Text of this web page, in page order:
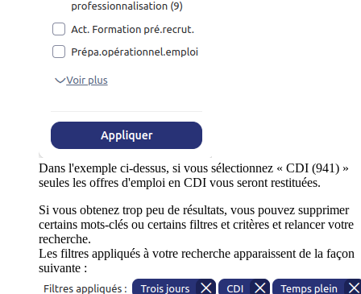
Dans l'exemple ci-dessus, si vous sélectionnez « CDI (941) »
seules les offres d'emploi en CDI vous seront restituées.
Si vous obtenez trop peu de résultats, vous pouvez supprimer
certains mots-clés ou certains filtres et critères et relancer votre
recherche.
Les filtres appliqués à votre recherche apparaissent de la façon
suivante :